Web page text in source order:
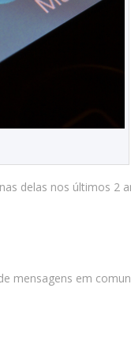
agosto
junho
delas nos últimos 2
mensagens em